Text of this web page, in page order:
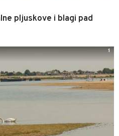
pljuskove i blagi pad
1